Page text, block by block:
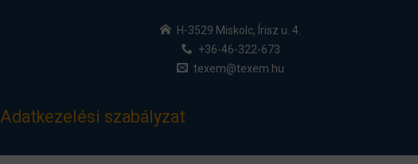
H-3529 Miskolc, Írisz u. 4.
+36-46-322-673
texem@texem.hu
Adatkezelési szabályzat